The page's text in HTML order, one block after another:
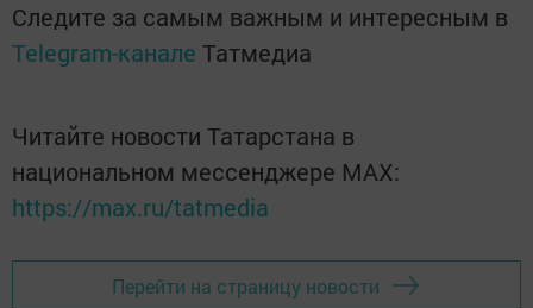
Следите за самым важным и интересным в
Telegram-канале Татмедиа
Читайте новости Татарстана в
национальном мессенджере MАХ:
https://max.ru/tatmedia
Перейти на страницу новости